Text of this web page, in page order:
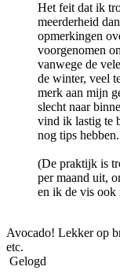
Het feit dat ik
meerderheid
opmerkingen
voorgenomen
vanwege de
de winter, veel
merk aan mijn
slecht naar
vind ik lastig te
nog tips
(De praktijk is
per maand uit,
en ik de vis ook
Avocado! Lekker op
etc.
Gelogd